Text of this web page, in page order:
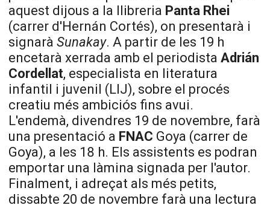
aquest dijous a la llibreria Panta Rhei
(carrer d'Hernán Cortés), on presentarà i
signaràSunakay. A partir de les 19 h
encetarà xerrada amb el periodistaAdrián
Cordellat, especialista en literatura
infantil i juvenil (LIJ), sobre el procés
creatiu més ambiciós fins avui.
L'endemà, divendres 19 de novembre, farà
una presentació a FNAC Goya (carrer de
Goya), a les 18 h. Els assistents es podran
emportar una làmina signada per l'autor.
Finalment, i adreçat als més petits,
dissabte 20 de novembre farà una lectura